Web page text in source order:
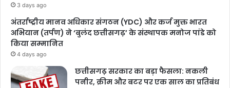
3 days ago
अंतर्राष्ट्रीय मानव अधिकार संगठन (YDC) और कर्ज मुक्त भारत
अभियान (तर्पण) ने ‘बुलंद छत्तीसगढ़’ के संस्थापक मनोज पांडे को
किया सम्मानित
4 days ago
छत्तीसगढ़ सरकार का बड़ा फैसला: नकली
पनीर, क्रीम और बटर पर एक साल का प्रतिबंध